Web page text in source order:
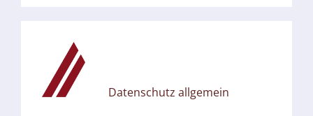
Datenschutz allgemein